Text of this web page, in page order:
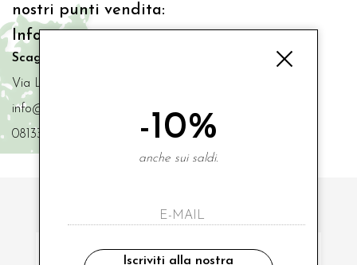
nostri punti vendita:
Info contatti
Scaglione Bimbi di Iacono Maria Angela
Via Luigi Mazzella,73 80077 Ischia
info@scaglionebimbi.com
0813331162
ISCRIVITI ALLA NOSTRA NEWSLETTER
-10%
anche sui saldi.
Iscriviti alla nostra